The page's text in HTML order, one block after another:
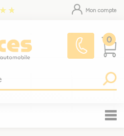
Mon compte
0